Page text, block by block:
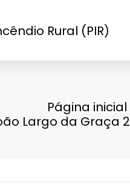
Rural (PIR)
Página inicial
Largo da Graça